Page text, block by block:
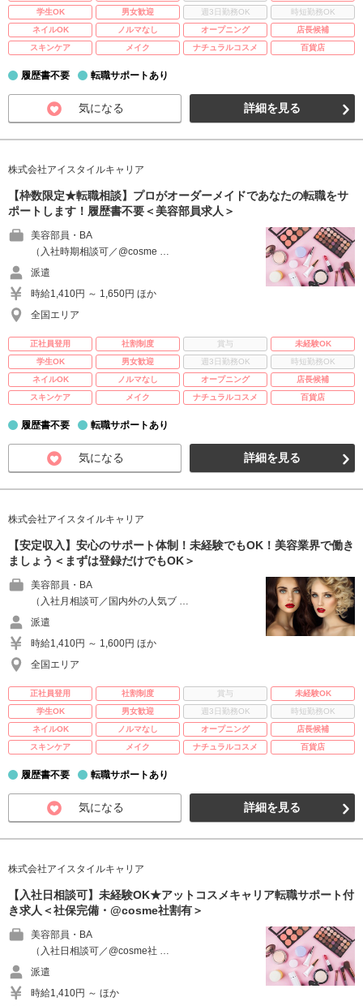
学生OK
男女歓迎 週3日勤務OK
時短勤務OK
ネイルOK
ノルマなし オープニング
店長候補
スキンケア
メイク ナチュラルコスメ 百貨店
履歴書不要 転職サポートあり
気になる 詳細を見る
株式会社アイスタイルキャリア
【枠数限定★転職相談】プロがオーダーメイドであなたの転職をサ
ポートします！履歴書不要＜美容部員求人＞
美容部員・BA
（入社時期相談可／@cosme …
派遣
時給1,410円 ～ 1,650円 ほか
全国エリア
正社員登用 社割制度 賞与
未経験OK
学生OK
男女歓迎 週3日勤務OK
時短勤務OK
ネイルOK
ノルマなし オープニング
店長候補
スキンケア
メイク ナチュラルコスメ 百貨店
履歴書不要 転職サポートあり
気になる 詳細を見る
株式会社アイスタイルキャリア
【安定収入】安心のサポート体制！未経験でもOK！美容業界で働き
ましょう＜まずは登録だけでもOK＞
美容部員・BA
（入社月相談可／国内外の人気ブ …
派遣
時給1,410円 ～ 1,600円 ほか
全国エリア
正社員登用 社割制度 賞与
未経験OK
学生OK
男女歓迎 週3日勤務OK
時短勤務OK
ネイルOK
ノルマなし オープニング
店長候補
スキンケア
メイク ナチュラルコスメ 百貨店
履歴書不要 転職サポートあり
気になる 詳細を見る
株式会社アイスタイルキャリア
【入社日相談可】未経験OK★アットコスメキャリア転職サポート付
き求人＜社保完備・@cosme社割有＞
美容部員・BA
（入社日相談可／@cosme社 …
派遣
時給1,410円 ～ ほか